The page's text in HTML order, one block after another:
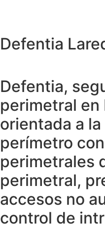
Defentia
Defentia,
perimetral en
orientada a
perímetro
perimetrales
perimetral,
accesos no
control de